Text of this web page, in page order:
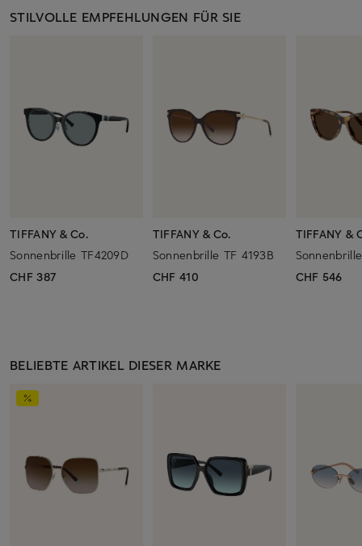
STILVOLLE EMPFEHLUNGEN FÜR SIE
TIFFANY & Co.
Sonnenbrille TF4209D
CHF 387
TIFFANY & Co.
Sonnenbrille TF 4193B
CHF 410
TIFFANY &
CHF 546
BELIEBTE ARTIKEL DIESER MARKE